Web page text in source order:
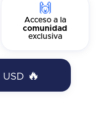
🙌
Acceso a la
comunidad
exclusiva
USD🔥